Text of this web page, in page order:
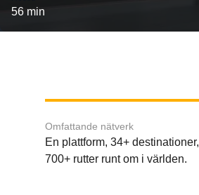
56 min
Omfattande nätverk
En plattform, 34+ destinationer,
700+ rutter runt om i världen.